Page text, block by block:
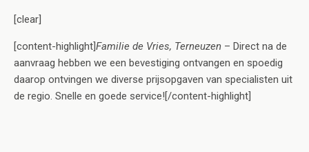
[clear]
[content-highlight]Familie de Vries, Terneuzen – Direct na de
aanvraag hebben we een bevestiging ontvangen en spoedig
daarop ontvingen we diverse prijsopgaven van specialisten uit
de regio. Snelle en goede service![/content-highlight]